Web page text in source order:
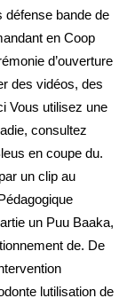
défense bande de
en Coop
d’ouverture
des vidéos, des
Vous utilisez une
consultez
en coupe du.
un clip au
un Puu Baaka,
de. De
lutilisation de